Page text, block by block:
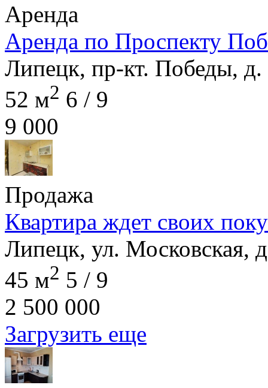
Аренда
Аренда по Проспекту
Липецк, пр-кт. Победы, д.
52 м2 6 / 9
9 000
Продажа
Квартира ждет своих
Липецк, ул. Московская,
45 м2 5 / 9
2 500 000
Загрузить еще